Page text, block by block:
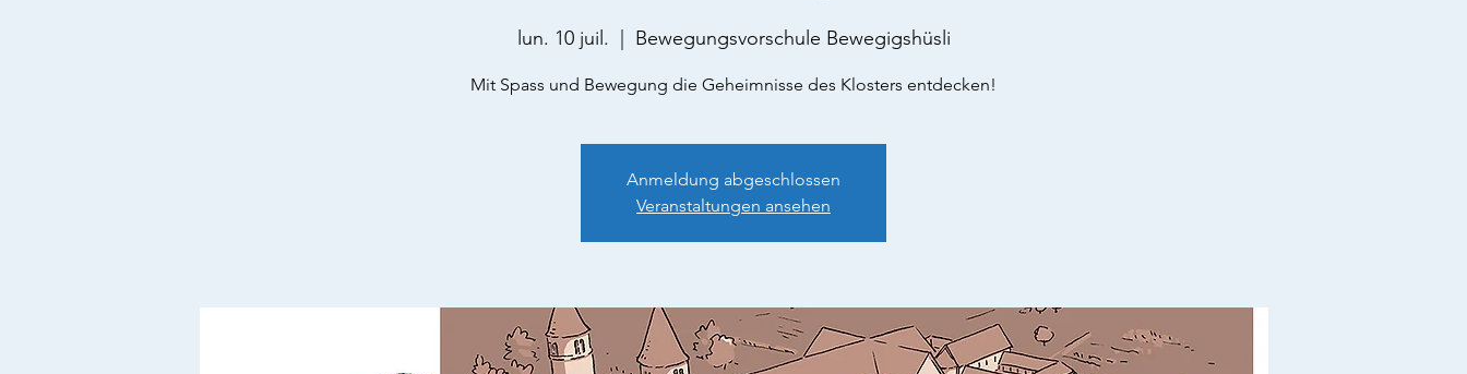
lun. 10 juil. Bewegungsvorschule Bewegigshüsli
Mit Spass und Bewegung die Geheimnisse des Klosters entdecken!
Anmeldung abgeschlossen
Veranstaltungen ansehen